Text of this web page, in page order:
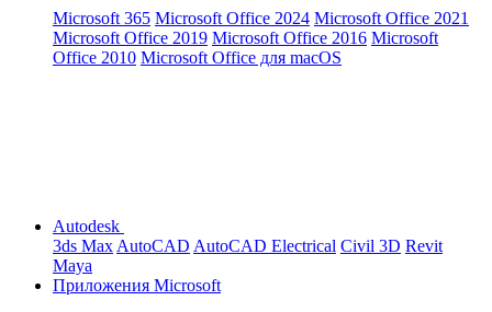
Microsoft 365 Microsoft Office 2024 Microsoft Office 2021
Microsoft Office 2019 Microsoft Office 2016 Microsoft
Office 2010 Microsoft Office для macOS
Autodesk
3ds Max AutoCAD AutoCAD Electrical Civil 3D Revit
Maya
Приложения Microsoft